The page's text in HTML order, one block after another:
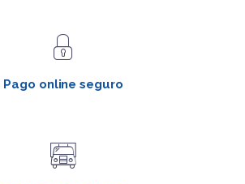
Pago online seguro